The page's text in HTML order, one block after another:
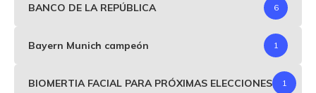
BANCO DE LA REPÚBLICA 6
Bayern Munich campeón 1
BIOMERTIA FACIAL PARA PRÓXIMAS ELECCIONES 1